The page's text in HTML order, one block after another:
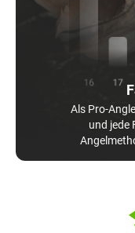
Als Pro-
und jede